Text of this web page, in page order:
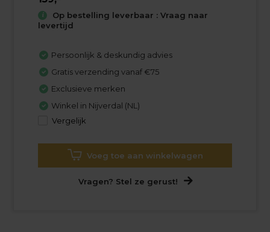
Op bestelling leverbaar : Vraag naar
levertijd
Persoonlijk & deskundig advies
Gratis verzending vanaf €75
Exclusieve merken
Winkel in Nijverdal (NL)
Vergelijk
Voeg toe aan winkelwagen
Vragen? Stel ze gerust!